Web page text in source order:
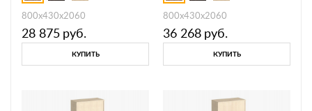
800х430х2060
28 875 руб.
КУПИТЬ
800х430х2060
36 268 руб.
КУПИТЬ